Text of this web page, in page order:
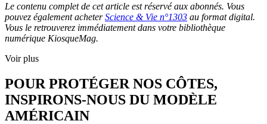
Le contenu complet de cet article est réservé aux abonnés. Vous
pouvez également acheterScience & Vie n°1303 au format digital.
Vous le retrouverez immédiatement dans votre bibliothèque
numérique KiosqueMag.
Voir plus
POUR PROTÉGER NOS CÔTES,
INSPIRONS-NOUS DU MODÈLE
AMÉRICAIN